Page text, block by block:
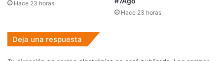
Hace 23 horas
Hace 23 horas
Deja una respuesta